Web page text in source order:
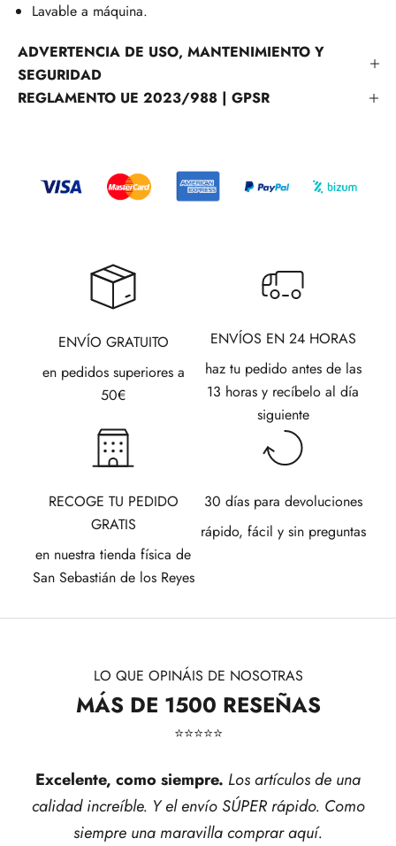
Lavable a máquina.
ADVERTENCIA DE USO, MANTENIMIENTO Y
SEGURIDAD
REGLAMENTO UE 2023/988 | GPSR
ENVÍO GRATUITO
en pedidos superiores a
50€
ENVÍOS EN 24 HORAS
haz tu pedido antes de las
13 horas y recíbelo al día
siguiente
RECOGE TU PEDIDO
GRATIS
en nuestra tienda física de
San Sebastián de los Reyes
30 días para devoluciones
rápido, fácil y sin preguntas
LO QUE OPINÁIS DE NOSOTRAS
MÁS DE 1500 RESEÑAS
⭐​⭐​⭐​⭐​⭐​
Excelente, como siempre. Los artículos de una
calidad increíble. Y el envío SÚPER rápido. Como
siempre una maravilla comprar aquí.